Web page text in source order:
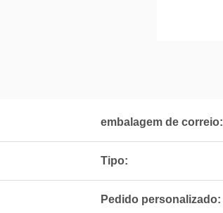
embalagem de correio:
Tipo:
Pedido personalizado: